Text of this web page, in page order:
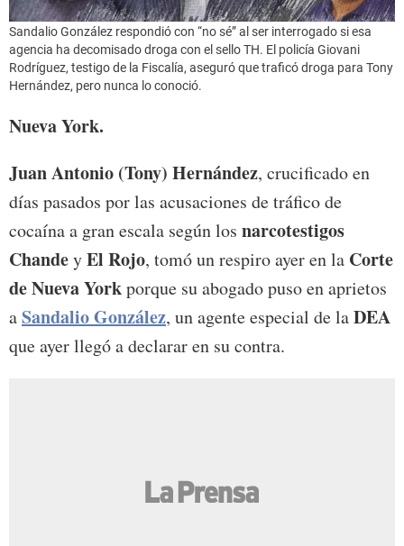
Sandalio González respondió con “no sé” al ser interrogado si esa
agencia ha decomisado droga con el sello TH. El policía Giovani
Rodríguez, testigo de la Fiscalía, aseguró que traficó droga para Tony
Hernández, pero nunca lo conoció.
Nueva York.
Juan Antonio (Tony) Hernández, crucificado en
días pasados por las acusaciones de tráfico de
cocaína a gran escala según los narcotestigos
ChandeyEl Rojo, tomó un respiro ayer en la Corte
de Nueva Yorkporque su abogado puso en aprietos
aSandalio González, un agente especial de laDEA
que ayer llegó a declarar en su contra.